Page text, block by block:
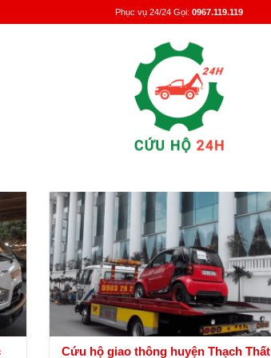
Phục vụ 24/24 Gọi: 0967.119.119
Cứu hộ giao thông huyện Thạch Thất